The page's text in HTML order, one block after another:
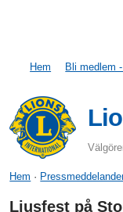
Hem Bli medlem
Hem ·
Ljusfest på